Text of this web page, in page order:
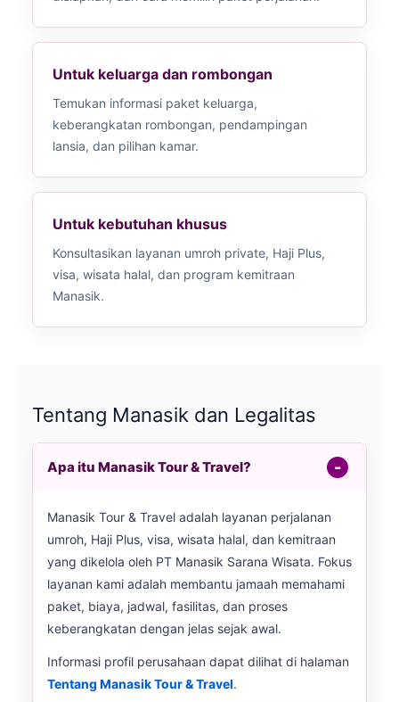
Untuk keluarga dan rombongan
Temukan informasi paket keluarga,
keberangkatan rombongan, pendampingan
lansia, dan pilihan kamar.
Untuk kebutuhan khusus
Konsultasikan layanan umroh private, Haji Plus,
visa, wisata halal, dan program kemitraan
Manasik.
Tentang Manasik dan Legalitas
Apa itu Manasik Tour & Travel?
Manasik Tour & Travel adalah layanan perjalanan
umroh, Haji Plus, visa, wisata halal, dan kemitraan
yang dikelola oleh PT Manasik Sarana Wisata. Fokus
layanan kami adalah membantu jamaah memahami
paket, biaya, jadwal, fasilitas, dan proses
keberangkatan dengan jelas sejak awal.
Informasi profil perusahaan dapat dilihat di halaman
Tentang Manasik Tour & Travel.